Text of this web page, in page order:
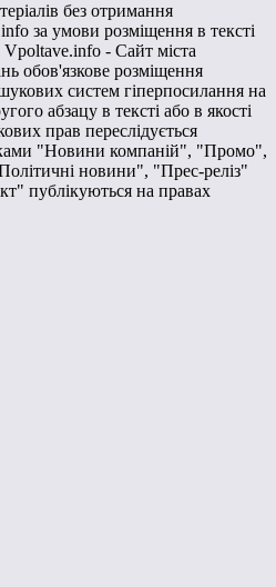
без отримання
за умови розміщення в тексті
- Сайт міста
обов'язкове розміщення
систем гіперпосилання на
абзацу в тексті або в якості
прав переслідується
"Новини компаній", "Промо",
новини", "Прес-реліз"
публікуються на правах